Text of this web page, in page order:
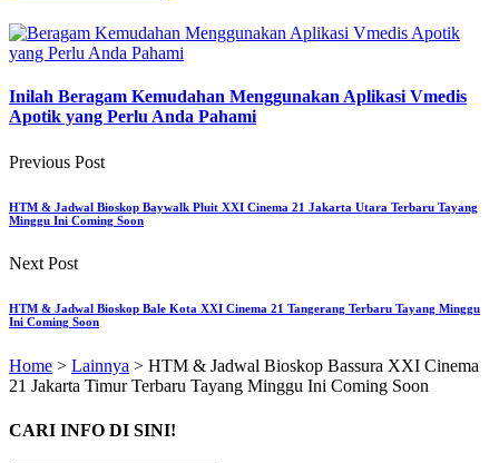
Inilah Beragam Kemudahan Menggunakan Aplikasi Vmedis
Apotik yang Perlu Anda Pahami
Previous Post
HTM & Jadwal Bioskop Baywalk Pluit XXI Cinema 21 Jakarta Utara Terbaru Tayang
Minggu Ini Coming Soon
Next Post
HTM & Jadwal Bioskop Bale Kota XXI Cinema 21 Tangerang Terbaru Tayang Minggu
Ini Coming Soon
Home > Lainnya > HTM & Jadwal Bioskop Bassura XXI Cinema
21 Jakarta Timur Terbaru Tayang Minggu Ini Coming Soon
CARI INFO DI SINI!